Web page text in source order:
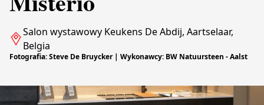
Salon wystawowy Keukens De Abdij, Aartselaar,
Belgia
Fotografia: Steve De Bruycker | Wykonawcy: BW Natuursteen - Aalst